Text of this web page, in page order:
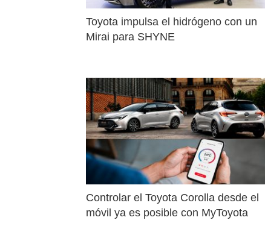
Toyota impulsa el hidrógeno con un
Mirai para SHYNE
Controlar el Toyota Corolla desde el
móvil ya es posible con MyToyota